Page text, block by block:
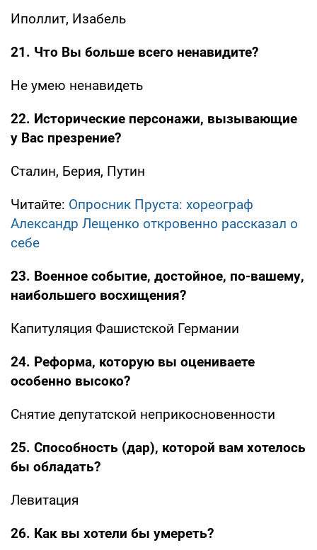
Иполлит, Изабель
21. Что Вы больше всего ненавидите?
Не умею ненавидеть
22. Исторические персонажи, вызывающие
у Вас презрение?
Сталин, Берия, Путин
Читайте: Опросник Пруста: хореограф
Александр Лещенко откровенно рассказал о
себе
23. Военное событие, достойное, по-вашему,
наибольшего восхищения?
Капитуляция Фашистской Германии
24. Реформа, которую вы оцениваете
особенно высоко?
Снятие депутатской неприкосновенности
25. Способность (дар), которой вам хотелось
бы обладать?
Левитация
26. Как вы хотели бы умереть?